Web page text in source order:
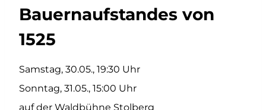
Bauernaufstandes von
1525
Samstag, 30.05., 19:30 Uhr
Sonntag, 31.05., 15:00 Uhr
auf der Waldbühne Stolberg